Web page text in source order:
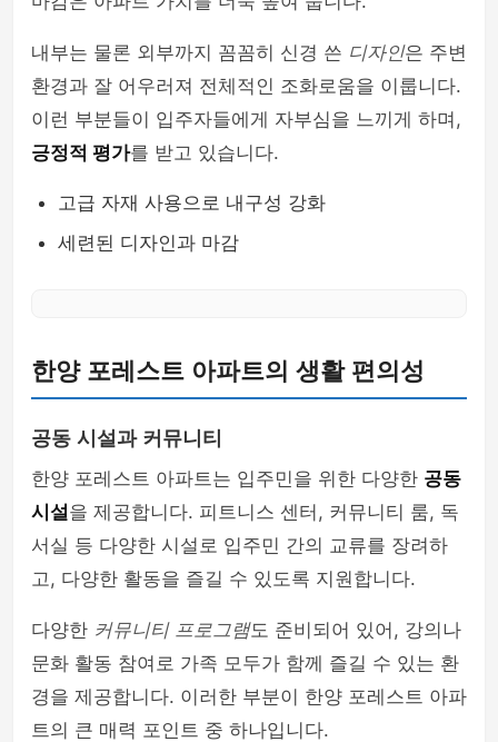
내부는 물론 외부까지 꼼꼼히 신경 쓴 디자인은 주변
환경과 잘 어우러져 전체적인 조화로움을 이룹니다.
이런 부분들이 입주자들에게 자부심을 느끼게 하며,
긍정적 평가를 받고 있습니다.
고급 자재 사용으로 내구성 강화
세련된 디자인과 마감
한양 포레스트 아파트의 생활 편의성
공동 시설과 커뮤니티
한양 포레스트 아파트는 입주민을 위한 다양한 공동
시설을 제공합니다. 피트니스 센터, 커뮤니티 룸, 독
서실 등 다양한 시설로 입주민 간의 교류를 장려하
고, 다양한 활동을 즐길 수 있도록 지원합니다.
다양한 커뮤니티 프로그램도 준비되어 있어, 강의나
문화 활동 참여로 가족 모두가 함께 즐길 수 있는 환
경을 제공합니다. 이러한 부분이 한양 포레스트 아파
트의 큰 매력 포인트 중 하나입니다.